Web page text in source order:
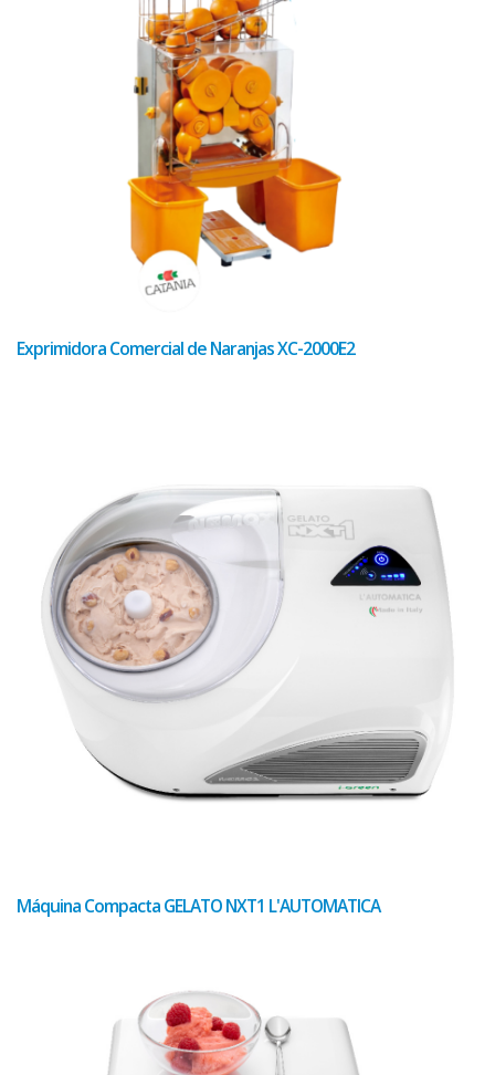
Exprimidora Comercial de Naranjas XC-2000E2
Máquina Compacta GELATO NXT1 L'AUTOMATICA